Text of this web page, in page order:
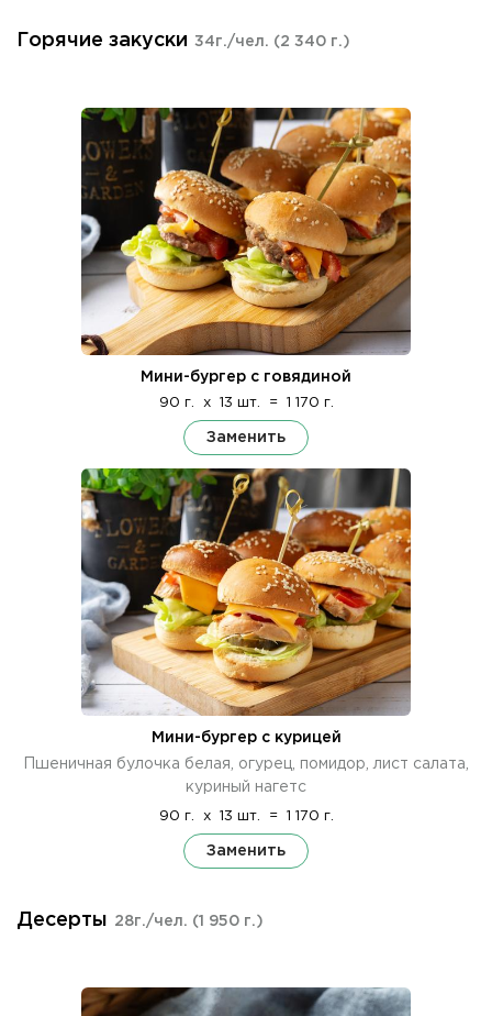
Горячие закуски 34г./чел. (2 340 г.)
Мини-бургер с говядиной
90 г. x 13 шт. = 1 170 г.
Заменить
Мини-бургер с курицей
Пшеничная булочка белая, огурец, помидор, лист салата,
куриный нагетс
90 г. x 13 шт. = 1 170 г.
Заменить
Десерты 28г./чел. (1 950 г.)